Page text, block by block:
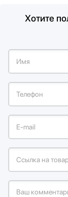
Хотите
Имя
Телефон
Е-mail
Ссылка на
Ваш